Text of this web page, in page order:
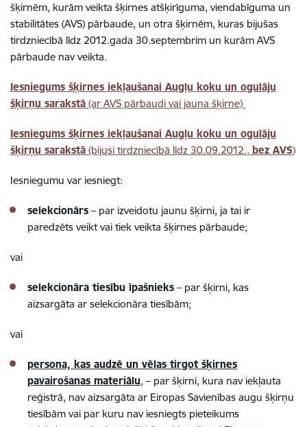
šķirnēm, kurām veikta šķirnes atšķirīguma, viendabīguma un
stabilitātes (AVS) pārbaude, un otra šķirnēm, kuras bijušas
tirdzniecībā līdz 2012.gada 30.septembrim un kurām AVS
pārbaude nav veikta.
Iesniegums šķirnes iekļaušanai Augļu koku un ogulāju
šķirņu sarakstā (ar AVS pārbaudi vai jauna šķirne)
Iesniegums šķirnes iekļaušanai Augļu koku un ogulāju
šķirņu sarakstā (bijusi tirdzniecībā līdz 30.09.2012., bez AVS)
Iesniegumu var iesniegt:
selekcionārs – par izveidotu jaunu šķirni, ja tai ir
paredzēts veikt vai tiek veikta šķirnes pārbaude;
vai
selekcionāra tiesību īpašnieks – par šķirni, kas
aizsargāta ar selekcionāra tiesībām;
vai
persona, kas audzē un vēlas tirgot šķirnes
pavairošanas materiālu, – par šķirni, kura nav iekļauta
reģistrā, nav aizsargāta ar Eiropas Savienības augu šķirņu
tiesībām vai par kuru nav iesniegts pieteikums